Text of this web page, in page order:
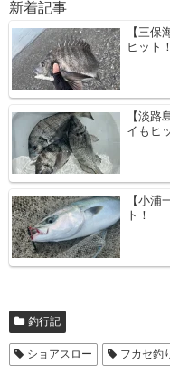
新着記事
【三保
ヒット！
【淡
イもヒ
【小浦
ト！
釣行記
ショアスロー フカセ釣